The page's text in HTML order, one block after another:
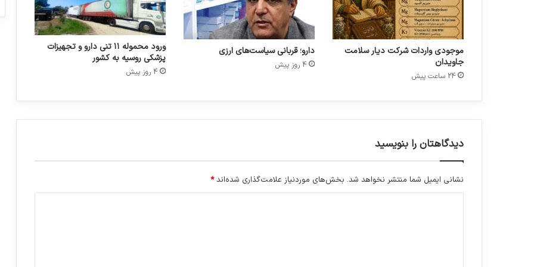
ش
خ
ص
ش
د
پ
ز
ش
ک
ی
و
۰
۵
موجودی واردات شرکت دیار سلامت
جاویدان
24 ساعت پیش
دارو؛ قربانی سیاست‌های ارزی
4 روز پیش
ورود محموله ۱۱ تنی دارو و تجهیزات
پزشکی روسیه به کشور
4 روز پیش
دیدگاهتان را بنویسید
نشانی ایمیل شما منتشر نخواهد شد. بخش‌های موردنیاز علامت‌گذاری شده‌اند*